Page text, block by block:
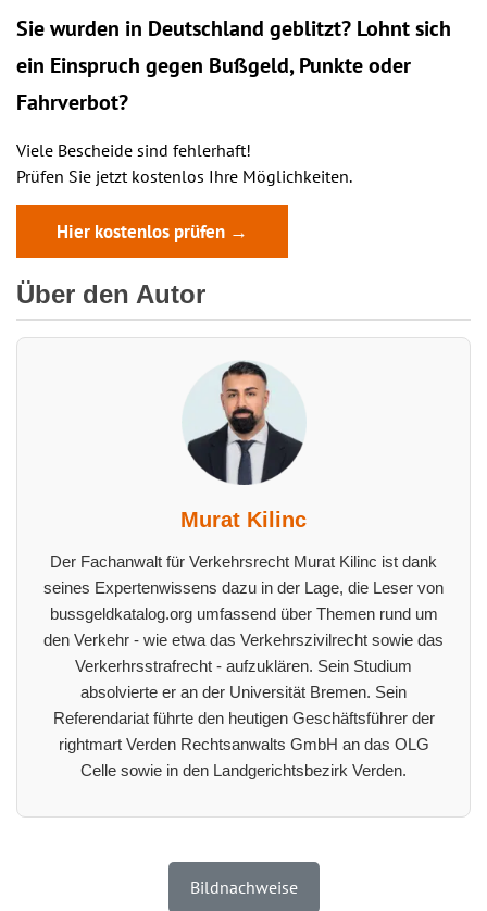
Sie wurden in Deutschland geblitzt? Lohnt sich
ein Einspruch gegen Bußgeld, Punkte oder
Fahrverbot?
Viele Bescheide sind fehlerhaft!
Prüfen Sie jetzt kostenlos Ihre Möglichkeiten.
Hier kostenlos prüfen →
Über den Autor
Murat Kilinc
Der Fachanwalt für Verkehrsrecht Murat Kilinc ist dank
seines Expertenwissens dazu in der Lage, die Leser von
bussgeldkatalog.org umfassend über Themen rund um
den Verkehr - wie etwa das Verkehrszivilrecht sowie das
Verkerhrsstrafrecht - aufzuklären. Sein Studium
absolvierte er an der Universität Bremen. Sein
Referendariat führte den heutigen Geschäftsführer der
rightmart Verden Rechtsanwalts GmbH an das OLG
Celle sowie in den Landgerichtsbezirk Verden.
Bildnachweise